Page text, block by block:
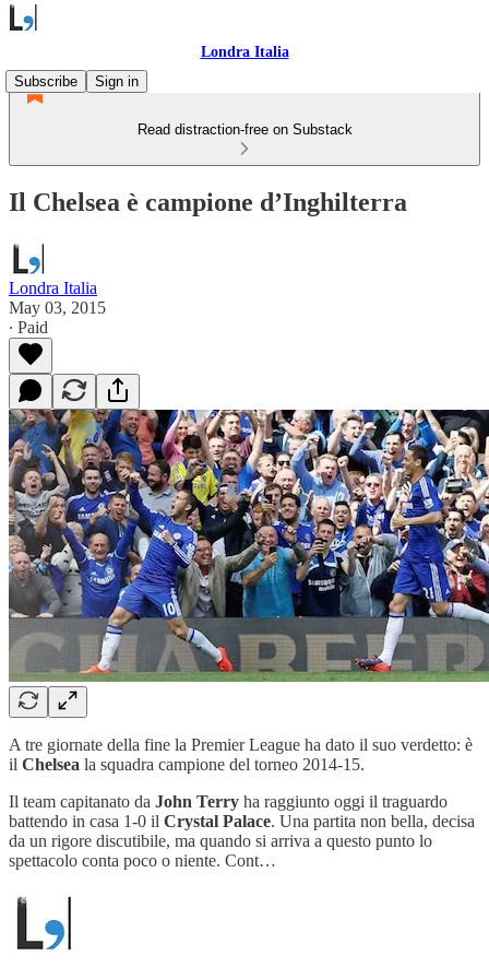
Londra Italia
Subscribe
Sign in
Read distraction-free on Substack
Il Chelsea è campione d’Inghilterra
Londra Italia
May 03, 2015
∙ Paid
A tre giornate della fine la Premier League ha dato il suo verdetto: è
il Chelsea la squadra campione del torneo 2014-15.
Il team capitanato da John Terry ha raggiunto oggi il traguardo
battendo in casa 1-0 il Crystal Palace. Una partita non bella, decisa
da un rigore discutibile, ma quando si arriva a questo punto lo
spettacolo conta poco o niente. Cont…